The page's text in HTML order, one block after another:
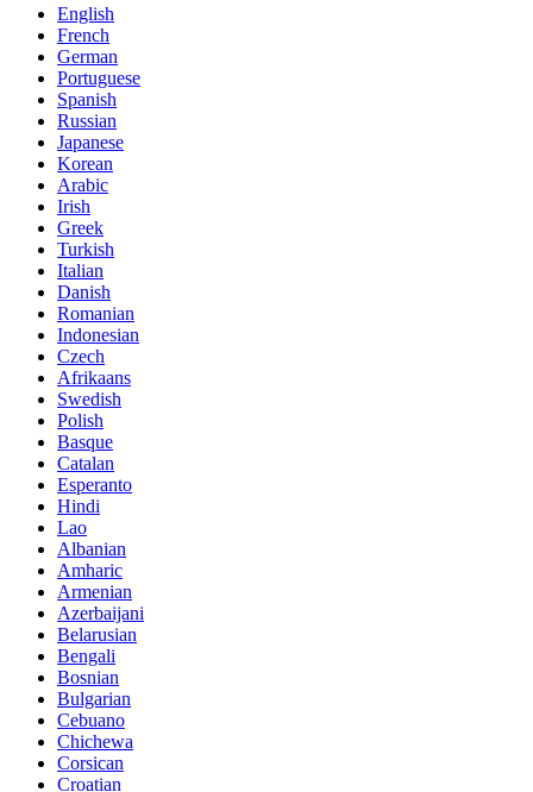
English
French
German
Portuguese
Spanish
Russian
Japanese
Korean
Arabic
Irish
Greek
Turkish
Italian
Danish
Romanian
Indonesian
Czech
Afrikaans
Swedish
Polish
Basque
Catalan
Esperanto
Hindi
Lao
Albanian
Amharic
Armenian
Azerbaijani
Belarusian
Bengali
Bosnian
Bulgarian
Cebuano
Chichewa
Corsican
Croatian